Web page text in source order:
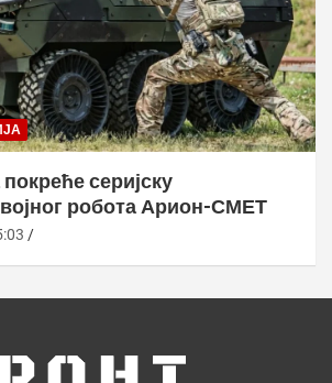
серијску
робота Арион-СМЕТ